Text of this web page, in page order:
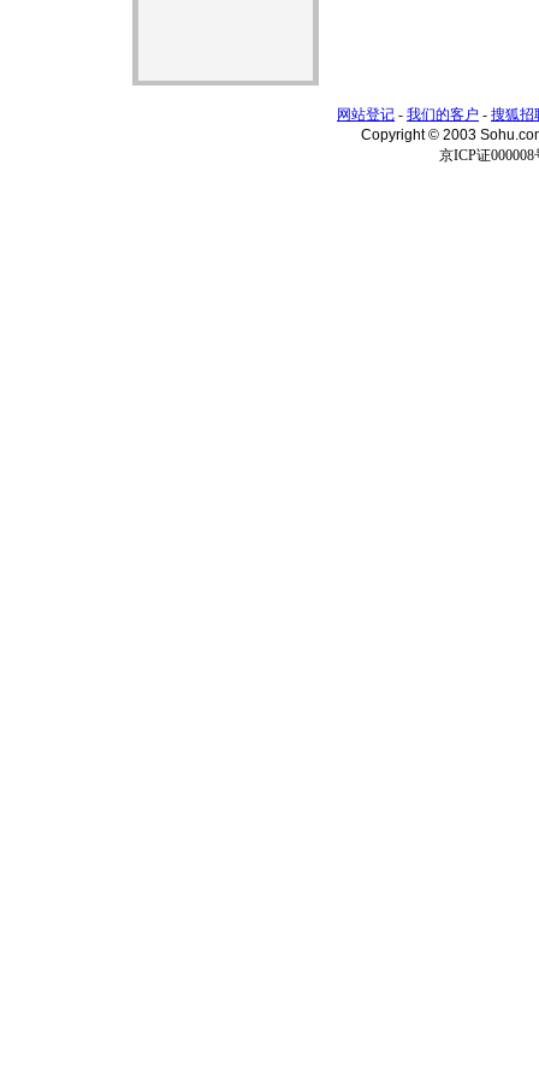
网站登记 - 我们的客户 - 搜狐招
Copyright © 2003
京ICP证